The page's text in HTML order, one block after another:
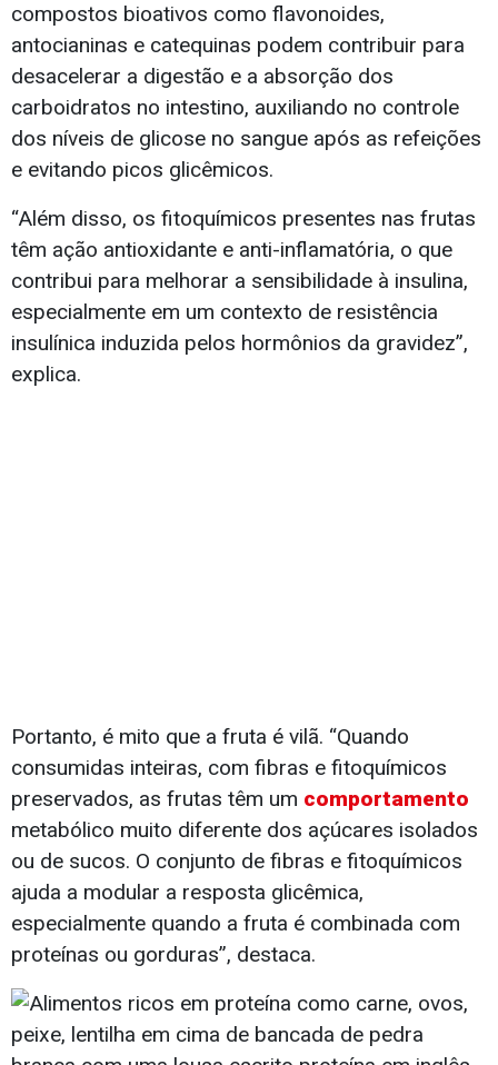
compostos bioativos como flavonoides,
antocianinas e catequinas podem contribuir para
desacelerar a digestão e a absorção dos
carboidratos no intestino, auxiliando no controle
dos níveis de glicose no sangue após as refeições
e evitando picos glicêmicos.
“Além disso, os fitoquímicos presentes nas frutas
têm ação antioxidante e anti-inflamatória, o que
contribui para melhorar a sensibilidade à insulina,
especialmente em um contexto de resistência
insulínica induzida pelos hormônios da gravidez”,
explica.
Portanto, é mito que a fruta é vilã. “Quando
consumidas inteiras, com fibras e fitoquímicos
preservados, as frutas têm um comportamento
metabólico muito diferente dos açúcares isolados
ou de sucos. O conjunto de fibras e fitoquímicos
ajuda a modular a resposta glicêmica,
especialmente quando a fruta é combinada com
proteínas ou gorduras”, destaca.